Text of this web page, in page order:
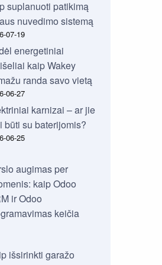
suplanuoti patikimą
nuvedimo sistemą
07-19
energetiniai
kaip Wakey
randa savo vietą
06-27
karnizai – ar jie
būti su baterijomis?
06-25
augimas per
kaip Odoo
ir Odoo
keičia
išsirinkti garažo